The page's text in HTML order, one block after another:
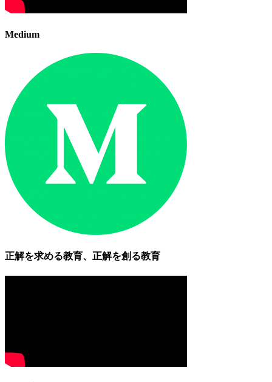
Medium
正解を求める教育、正解を創る教育